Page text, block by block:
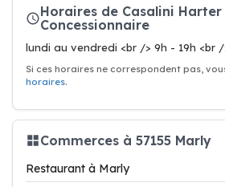
Horaires de Casalini
Concessionnaire
lundi au vendredi <br /> 9h - 19h <br /
Si ces horaires ne correspondent pas,
horaires.
Commerces à 57155 Marly
Restaurant à Marly